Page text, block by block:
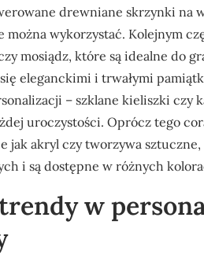
drewniane skrzynki na
wykorzystać. Kolejnym
mosiądz, które są idealne do
eleganckimi i trwałymi
– szklane kieliszki
uroczystości. Oprócz tego
jak akryl czy tworzywa
i są dostępne w różnych
w